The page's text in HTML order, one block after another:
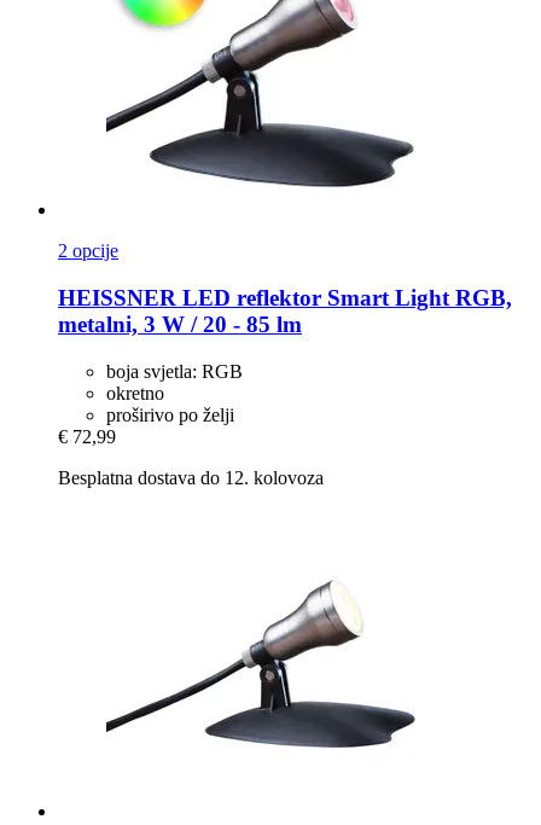
2 opcije
HEISSNER LED reflektor Smart Light RGB,
metalni, 3 W / 20 -​ 85 lm
boja svjetla: RGB
okretno
proširivo po želji
€ 72,99
Besplatna dostava do 12. kolovoza